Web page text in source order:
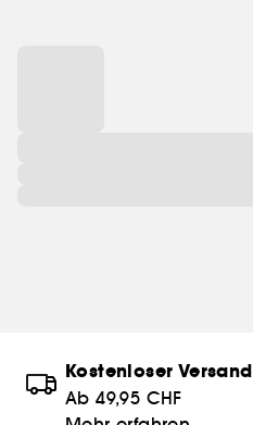
Kostenloser Versand
Ab 49,95 CHF